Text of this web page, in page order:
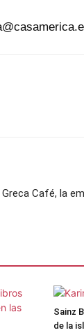
Greca Café, la
Sainz
de la